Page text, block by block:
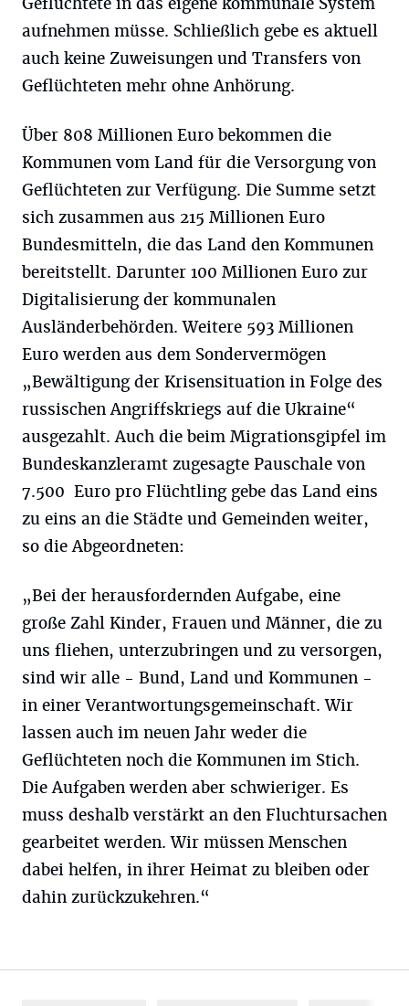
aufnehmen müsse. Schließlich gebe es aktuell
auch keine Zuweisungen und Transfers von
Geflüchteten mehr ohne Anhörung.
Über 808 Millionen Euro bekommen die
Kommunen vom Land für die Versorgung von
Geflüchteten zur Verfügung. Die Summe setzt
sich zusammen aus 215 Millionen Euro
Bundesmitteln, die das Land den Kommunen
bereitstellt. Darunter 100 Millionen Euro zur
Digitalisierung der kommunalen
Ausländerbehörden. Weitere 593 Millionen
Euro werden aus dem Sondervermögen
„Bewältigung der Krisensituation in Folge des
russischen Angriffskriegs auf die Ukraine“
ausgezahlt. Auch die beim Migrationsgipfel im
Bundeskanzleramt zugesagte Pauschale von
7.500 Euro pro Flüchtling gebe das Land eins
zu eins an die Städte und Gemeinden weiter,
so die Abgeordneten:
„Bei der herausfordernden Aufgabe, eine
große Zahl Kinder, Frauen und Männer, die zu
uns fliehen, unterzubringen und zu versorgen,
sind wir alle - Bund, Land und Kommunen -
in einer Verantwortungsgemeinschaft. Wir
lassen auch im neuen Jahr weder die
Geflüchteten noch die Kommunen im Stich.
Die Aufgaben werden aber schwieriger. Es
muss deshalb verstärkt an den Fluchtursachen
gearbeitet werden. Wir müssen Menschen
dabei helfen, in ihrer Heimat zu bleiben oder
dahin zurückzukehren.“